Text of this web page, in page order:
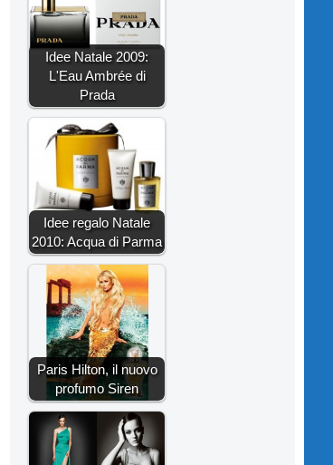
Idee Natale 2009:
L'Eau Ambrée di
Prada
Idee regalo Natale
2010: Acqua di Parma
Paris Hilton, il nuovo
profumo Siren